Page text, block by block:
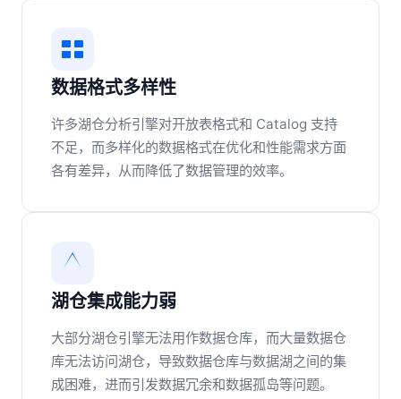
数据格式多样性
许多湖仓分析引擎对开放表格式和 Catalog 支持
不足，而多样化的数据格式在优化和性能需求方面
各有差异，从而降低了数据管理的效率。
湖仓集成能力弱
大部分湖仓引擎无法用作数据仓库，而大量数据仓
库无法访问湖仓，导致数据仓库与数据湖之间的集
成困难，进而引发数据冗余和数据孤岛等问题。